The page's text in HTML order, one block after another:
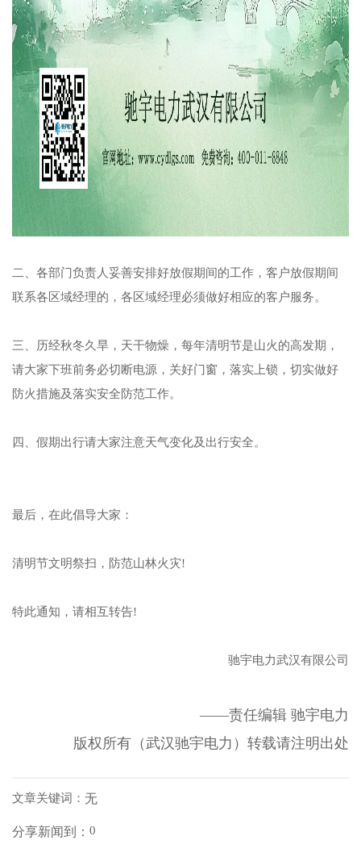
二、各部门负责人妥善安排好放假期间的工作，客户放假期间
联系各区域经理的，各区域经理必须做好相应的客户服务。
三、历经秋冬久旱，天干物燥，每年清明节是山火的高发期，
请大家下班前务必切断电源，关好门窗，落实上锁，切实做好
防火措施及落实安全防范工作。
四、假期出行请大家注意天气变化及出行安全。
最后，在此倡导大家：
清明节文明祭扫，防范山林火灾!
特此通知，请相互转告!
驰宇电力武汉有限公司
——责任编辑 驰宇电力
版权所有（武汉驰宇电力）转载请注明出处
文章关键词： 无
分享新闻到： 0